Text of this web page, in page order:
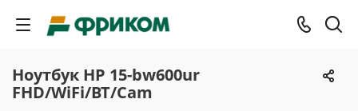
Ноутбук HP 15-bw600ur
FHD/WiFi/BT/Cam